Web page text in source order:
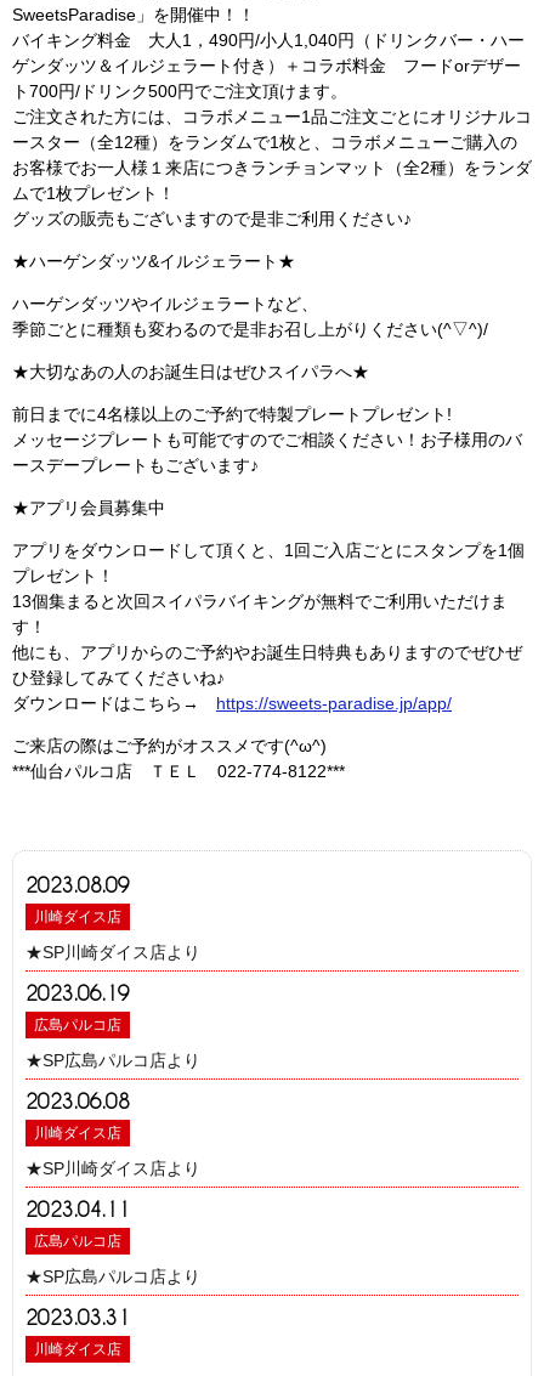
2023.08.09
川崎ダイス店
★SP川崎ダイス店より
2023.06.19
広島パルコ店
★SP広島パルコ店より
2023.06.08
川崎ダイス店
★SP川崎ダイス店より
2023.04.11
広島パルコ店
★SP広島パルコ店より
2023.03.31
川崎ダイス店
SweetsParadise」を開催中！！
バイキング料金 大人1，490円/小人1,040円（ドリンクバー・ハー
ゲンダッツ＆イルジェラート付き）＋コラボ料金 フードorデザー
ト700円/ドリンク500円でご注文頂けます。
ご注文された方には、コラボメニュー1品ご注文ごとにオリジナルコ
ースター（全12種）をランダムで1枚と、コラボメニューご購入の
お客様でお一人様１来店につきランチョンマット（全2種）をランダ
ムで1枚プレゼント！
グッズの販売もございますので是非ご利用ください♪
★ハーゲンダッツ&イルジェラート★
ハーゲンダッツやイルジェラートなど、
季節ごとに種類も変わるので是非お召し上がりください(^▽^)/
★大切なあの人のお誕生日はぜひスイパラへ★
前日までに4名様以上のご予約で特製プレートプレゼント!
メッセージプレートも可能ですのでご相談ください！お子様用のバ
ースデープレートもございます♪
★アプリ会員募集中
アプリをダウンロードして頂くと、1回ご入店ごとにスタンプを1個
プレゼント！
13個集まると次回スイパラバイキングが無料でご利用いただけま
す！
他にも、アプリからのご予約やお誕生日特典もありますのでぜひぜ
ひ登録してみてくださいね♪
ダウンロードはこちら→ https://sweets-paradise.jp/app/
ご来店の際はご予約がオススメです(^ω^)
***仙台パルコ店 ＴＥＬ 022-774-8122***